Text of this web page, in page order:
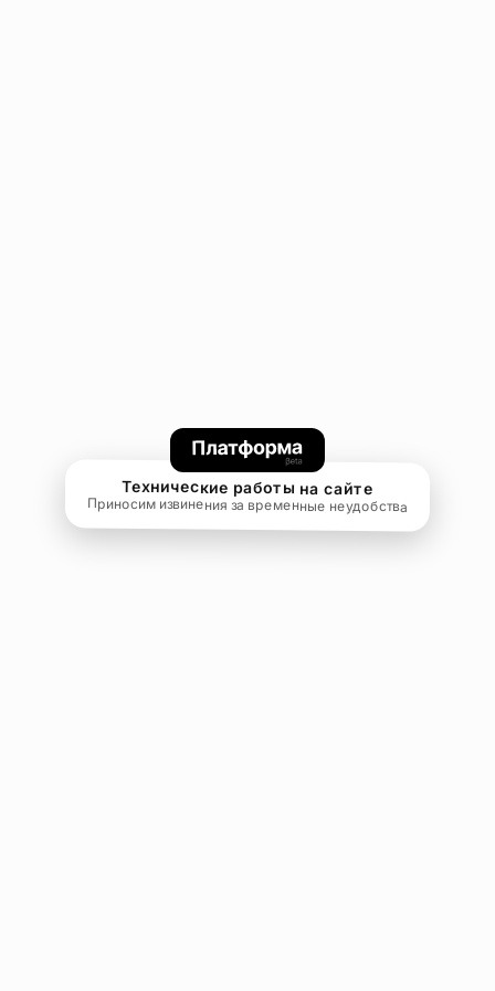
Технические работы на сайте
Приносим извинения за временные неудобства